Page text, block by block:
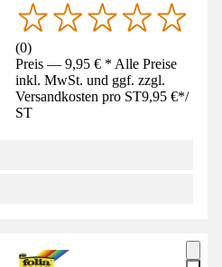
(0)
Preis — 9,95 € * Alle Preise
inkl. MwSt. und ggf. zzgl.
Versandkosten pro ST9,95 €*/
ST